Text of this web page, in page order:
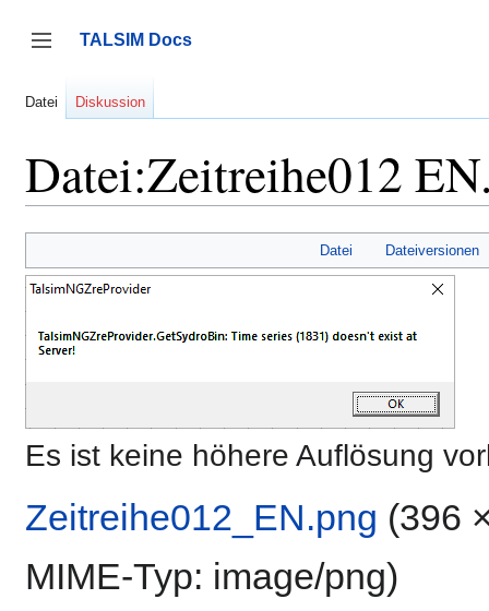
springen
Seitenleiste umschalten
TALSIM Docs
Datei Diskussion
Datei:Zeitreihe012
Datei Dateiversionen
Es ist keine höhere Auflösung
Zeitreihe012_EN.png (396
MIME-Typ: image/png)